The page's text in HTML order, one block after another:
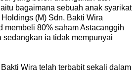
bagaimana sebuah anak syarikat
(M) Sdn, Bakti Wira
membeli 80% saham Astacanggih
sedangkan ia tidak mempunyai
Wira telah terbabit sekali dalam